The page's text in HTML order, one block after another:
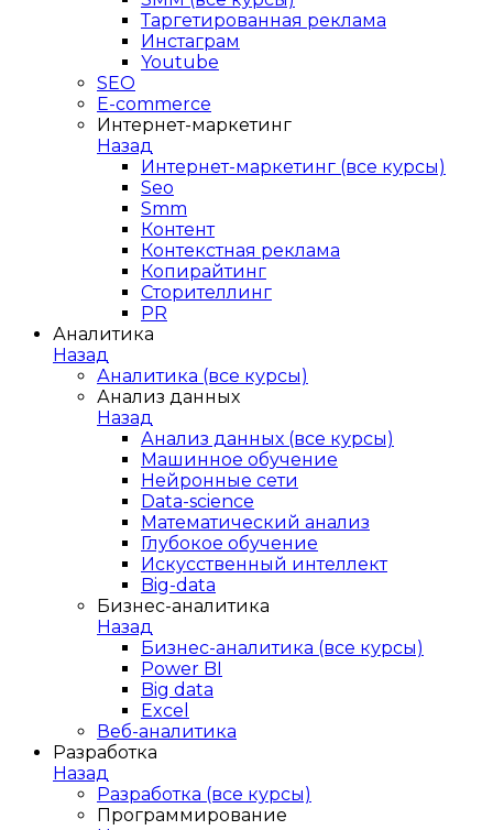
Таргетированная реклама
Инстаграм
Youtube
SEO
E-сommerce
Интернет-маркетинг
Назад
Интернет-маркетинг (все курсы)
Seo
Smm
Контент
Контекстная реклама
Копирайтинг
Сторителлинг
PR
Аналитика
Назад
Аналитика (все курсы)
Анализ данных
Назад
Анализ данных (все курсы)
Машинное обучение
Нейронные сети
Data-science
Математический анализ
Глубокое обучение
Искусственный интеллект
Big-data
Бизнес-аналитика
Назад
Бизнес-аналитика (все курсы)
Power BI
Big data
Excel
Веб-аналитика
Разработка
Назад
Разработка (все курсы)
Программирование